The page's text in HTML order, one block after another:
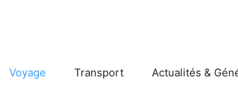
Voyage Transport Actualités &